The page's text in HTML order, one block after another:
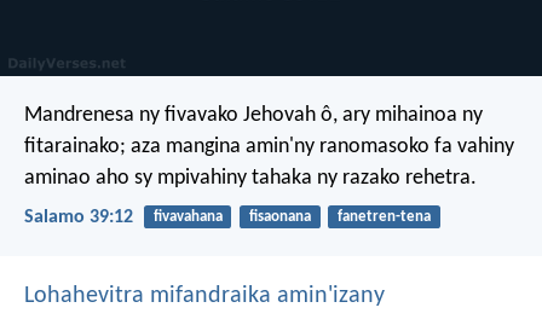
Mandrenesa ny fivavako Jehovah ô, ary mihainoa ny
fitarainako; aza mangina amin'ny ranomasoko fa vahiny
aminao aho sy mpivahiny tahaka ny razako rehetra.
Salamo 39:12 fivavahana fisaonana fanetren-tena
Lohahevitra mifandraika amin'izany